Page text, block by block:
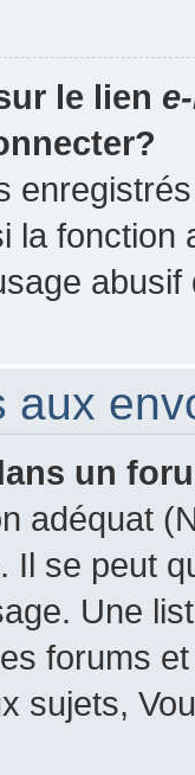
le lien
la fonction
aux
un
adéquat
Il se peut
Une
forums
sujets,